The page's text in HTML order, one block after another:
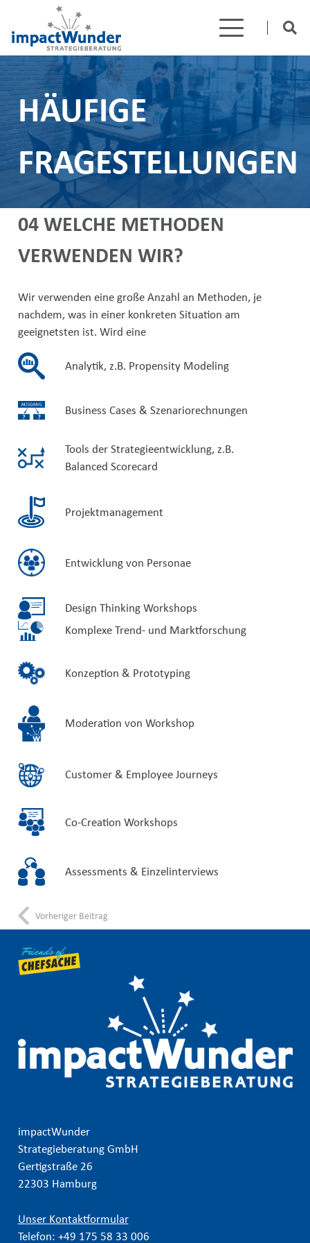
HÄUFIGE
FRAGESTELLUNGEN
04 WELCHE METHODEN
VERWENDEN WIR?
Wir verwenden eine große Anzahl an Methoden, je
nachdem, was in einer konkreten Situation am
geeignetsten ist. Wird eine
Analytik, z.B. Propensity Modeling
Business Cases & Szenariorechnungen
Tools der Strategieentwicklung, z.B.
Balanced Scorecard
Projektmanagement
Entwicklung von Personae
Design Thinking Workshops
Komplexe Trend- und Marktforschung
Konzeption & Prototyping
Moderation von Workshop
Customer & Employee Journeys
Co-Creation Workshops
Assessments & Einzelinterviews
Vorheriger Beitrag
impactWunder
Strategieberatung GmbH
Gertigstraße 26
22303 Hamburg
Unser Kontaktformular
Telefon: +49 175 58 33 006